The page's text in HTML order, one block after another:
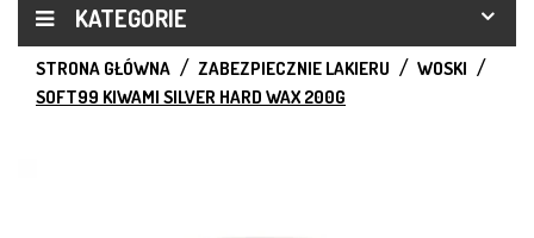
KATEGORIE
STRONA GŁÓWNA ZABEZPIECZNIE LAKIERU
WOSKI
SOFT99 KIWAMI SILVER HARD WAX 200G